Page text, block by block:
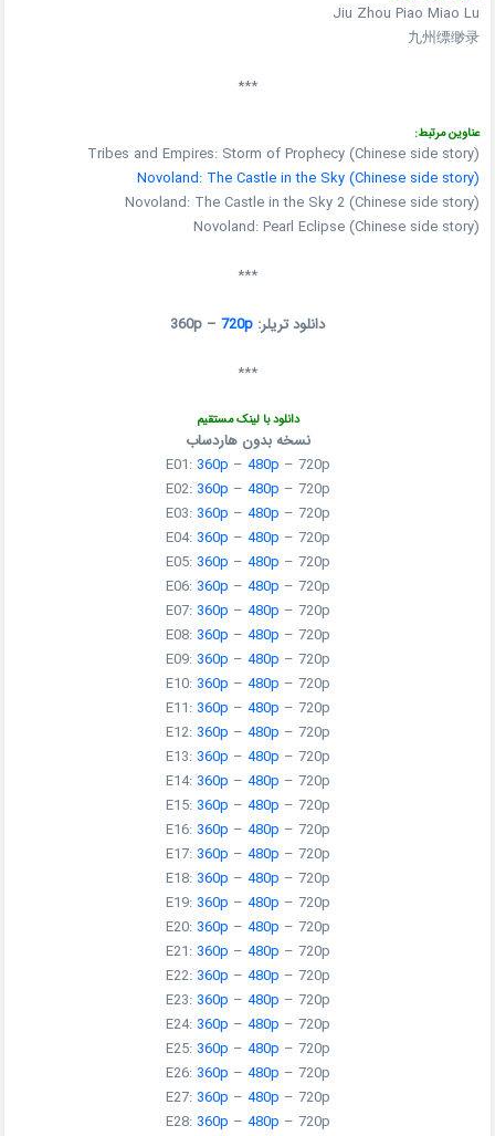
Jiu Zhou Piao Miao Lu
九州缥缈录
***
عناوین مرتبط:
Tribes and Empires: Storm of Prophecy (Chinese side story)
Novoland: The Castle in the Sky (Chinese side story)
Novoland: The Castle in the Sky 2 (Chinese side story)
Novoland: Pearl Eclipse (Chinese side story)
***
دانلود تریلر: 360p – 720p
***
دانلود با لینک مستقیم
نسخه بدون هاردساب
E01: 360p – 480p – 720p
E02: 360p – 480p – 720p
E03: 360p – 480p – 720p
E04: 360p – 480p – 720p
E05: 360p – 480p – 720p
E06: 360p – 480p – 720p
E07: 360p – 480p – 720p
E08: 360p – 480p – 720p
E09: 360p – 480p – 720p
E10: 360p – 480p – 720p
E11: 360p – 480p – 720p
E12: 360p – 480p – 720p
E13: 360p – 480p – 720p
E14: 360p – 480p – 720p
E15: 360p – 480p – 720p
E16: 360p – 480p – 720p
E17: 360p – 480p – 720p
E18: 360p – 480p – 720p
E19: 360p – 480p – 720p
E20: 360p – 480p – 720p
E21: 360p – 480p – 720p
E22: 360p – 480p – 720p
E23: 360p – 480p – 720p
E24: 360p – 480p – 720p
E25: 360p – 480p – 720p
E26: 360p – 480p – 720p
E27: 360p – 480p – 720p
E28: 360p – 480p – 720p